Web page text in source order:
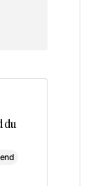
du